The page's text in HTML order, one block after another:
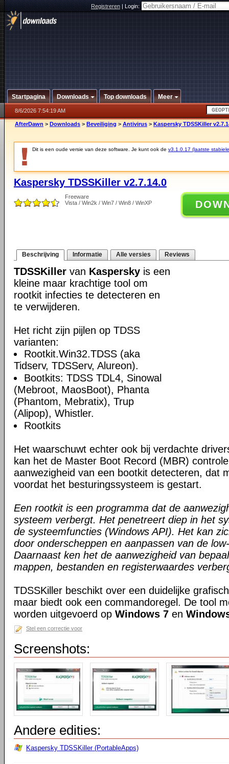
Registreren|Login:
Startpagina Downloads Top downloads Meer
8/6/2026 7:54:19 AM
AfterDawn > Downloads > Beveiliging > Antivirus > Kaspersky TDSSKiller
Dit is een oude versie van deze software. Je kunt ook de v3.1.0.17 (laatste
Kaspersky TDSSKiller v2.7.14.0
Freeware
Vista / Win2k / Win7 / Win8 / WinXP
Beschrijving Informatie Alle versies Reviews
TDSSKiller van Kaspersky is een
kleine maar krachtige tool om
rootkit infecties te detecteren en
te verwijderen.
Het richt zijn pijlen op TDSS
varianten:
Rootkit.Win32.TDSS (aka
Tidserv, TDSServ, Alureon).
Bootkits: TDSS TDL4, Sinowal
(Mebroot, MaosBoot), Phanta
(Phantom, Mebratix), Trup
(Alipop), Whistler.
Rootkits
Het waarschuwt echter ook bij verdachte
kan het de Master Boot Record (MBR)
aanwezigheid van een bootkit detecteren, dat
voordat het besturingssysteem is gestart.
Een rootkit is een programma dat de
systeem verbergt. Het penetreert diep in het
de systeemfuncties (Windows API). Het kan
door onderscheppen en aanpassen van de
Daarnaast ken het de aanwezigheid van
mappen, bestanden en registerwaardes
TDSSKiller beschikt over een duidelijke
maar biedt ook een commandoregel. De tool
worden uitgevoerd op Windows 7 en
Stel een correctie voor
Screenshots:
Andere edities:
Kaspersky TDSSKiller (PortableApps)